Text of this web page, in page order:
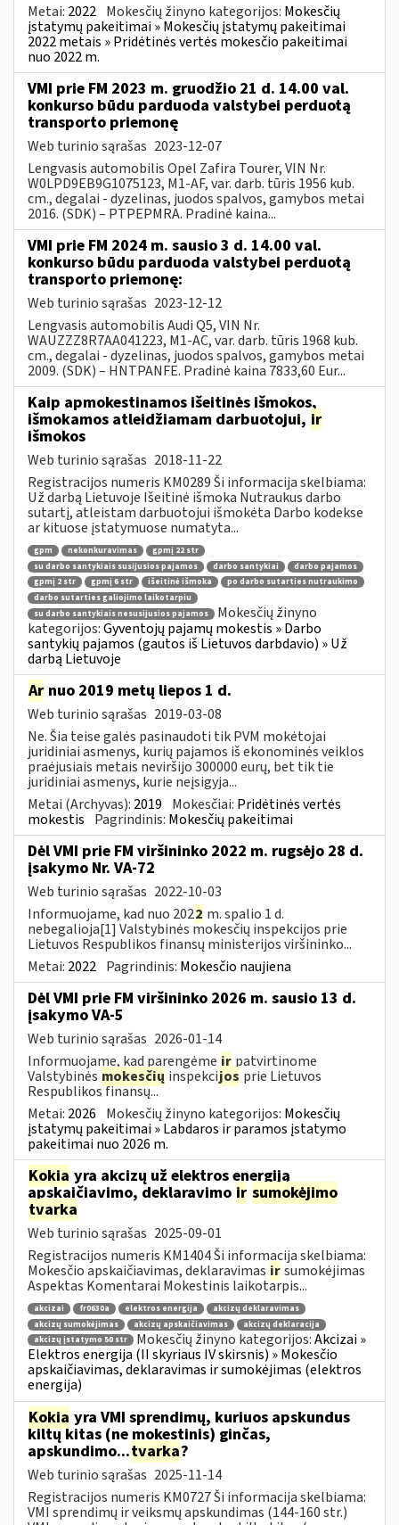
Metai: 2022 Mokesčių žinyno kategorijos: Mokesčių
įstatymų pakeitimai » Mokesčių įstatymų pakeitimai
2022 metais » Pridėtinės vertės mokesčio pakeitimai
nuo 2022 m.
VMI prie FM 2023 m. gruodžio 21 d. 14.00 val.
konkurso būdu parduoda valstybei perduotą
transporto priemonę
Web turinio sąrašas 2023-12-07
Lengvasis automobilis Opel Zafira Tourer, VIN Nr.
W0LPD9EB9G1075123, M1-AF, var. darb. tūris 1956 kub.
cm., degalai - dyzelinas, juodos spalvos, gamybos metai
2016. (SDK) – PTPEPMRA. Pradinė kaina...
VMI prie FM 2024 m. sausio 3 d. 14.00 val.
konkurso būdu parduoda valstybei perduotą
transporto priemonę:
Web turinio sąrašas 2023-12-12
Lengvasis automobilis Audi Q5, VIN Nr.
WAUZZZ8R7AA041223, M1-AC, var. darb. tūris 1968 kub.
cm., degalai - dyzelinas, juodos spalvos, gamybos metai
2009. (SDK) – HNTPANFE. Pradinė kaina 7833,60 Eur...
Kaip apmokestinamos išeitinės išmokos,
išmokamos atleidžiamam darbuotojui, ir
išmokos
Web turinio sąrašas 2018-11-22
Registracijos numeris KM0289 Ši informacija skelbiama:
Už darbą Lietuvoje Išeitinė išmoka Nutraukus darbo
sutartį, atleistam darbuotojui išmokėta Darbo kodekse
ar kituose įstatymuose numatyta...
gpm nekonkuravimas
gpmį 22 str
su darbo santykiais susijusios pajamos
darbo santykiai
darbo pajamos
gpmį 2 str
gpmį 6 str išeitinė išmoka
po darbo sutarties nutraukimo
darbo sutarties galiojimo laikotarpiu
su darbo santykiais nesusijusios pajamos
Mokesčių žinyno
kategorijos:Gyventojų pajamų mokestis » Darbo
santykių pajamos (gautos iš Lietuvos darbdavio) » Už
darbą Lietuvoje
Ar nuo 2019 metų liepos 1 d.
Web turinio sąrašas 2019-03-08
Ne. Šia teise galės pasinaudoti tik PVM mokėtojai
juridiniai asmenys, kurių pajamos iš ekonominės veiklos
praėjusiais metais neviršijo 300000 eurų, bet tik tie
juridiniai asmenys, kurie neįsigyja...
Metai (Archyvas): 2019 Mokesčiai: Pridėtinės vertės
mokestis Pagrindinis: Mokesčių pakeitimai
Dėl VMI prie FM viršininko 2022 m. rugsėjo 28 d.
įsakymo Nr. VA-72
Web turinio sąrašas 2022-10-03
Informuojame, kad nuo 2022 m. spalio 1 d.
nebegalioja[1] Valstybinės mokesčių inspekcijos prie
Lietuvos Respublikos finansų ministerijos viršininko...
Metai: 2022 Pagrindinis: Mokesčio naujiena
Dėl VMI prie FM viršininko 2026 m. sausio 13 d.
įsakymo VA-5
Web turinio sąrašas 2026-01-14
Informuojame, kad parengėme ir patvirtinome
Valstybinės mokesčių inspekcijos prie Lietuvos
Respublikos finansų...
Metai: 2026 Mokesčių žinyno kategorijos: Mokesčių
įstatymų pakeitimai » Labdaros ir paramos įstatymo
pakeitimai nuo 2026 m.
Kokia yra akcizų už elektros energiją
apskaičiavimo, deklaravimo ir sumokėjimo
tvarka
Web turinio sąrašas 2025-09-01
Registracijos numeris KM1404 Ši informacija skelbiama:
Mokesčio apskaičiavimas, deklaravimas irsumokėjimas
Aspektas Komentarai Mokestinis laikotarpis...
akcizai fr0630a elektros energija
akcizų deklaravimas
akcizų sumokėjimas
akcizų apskaičiavimas
akcizų deklaracija
akcizų įstatymo 50 str
Mokesčių žinyno kategorijos:Akcizai »
Elektros energija (II skyriaus IV skirsnis) » Mokesčio
apskaičiavimas, deklaravimas ir sumokėjimas (elektros
energija)
Kokia yra VMI sprendimų, kuriuos apskundus
kiltų kitas (ne mokestinis) ginčas,
apskundimo...tvarka?
Web turinio sąrašas 2025-11-14
Registracijos numeris KM0727 Ši informacija skelbiama:
VMI sprendimų ir veiksmų apskundimas (144-160 str.)